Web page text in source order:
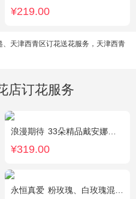
¥219.00
天津西青区订花送花服务，天津西青
店订花服务
浪漫期待 33朵精品戴安娜粉玫瑰，叶上黄金适量搭配。
¥319.00
永恒真爱 粉玫瑰、白玫瑰混搭，共33朵，桔梗、尤加利搭配